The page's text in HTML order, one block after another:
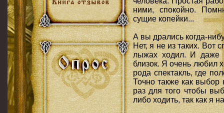
ними, спокойно.
сущие копейки...
А вы дрались когда-
Нет, я не из таких. Вот
лыжах ходил. И даже
близок. Я очень любил
рода спектакль, где
Точно также как выбор
раз для того чтобы
либо ходить, так как я